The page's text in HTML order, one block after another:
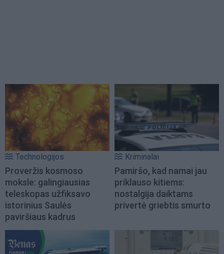
Technologijos
Proveržis kosmoso
moksle: galingiausias
teleskopas užfiksavo
istorinius Saulės
paviršiaus kadrus
Kriminalai
Pamiršo, kad namai jau
priklauso kitiems:
nostalgija daiktams
privertė griebtis smurto